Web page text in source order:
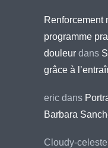
Renforcement
programme
douleur dans
grâce à
eric dans
Barbara
Cloudy-celeste